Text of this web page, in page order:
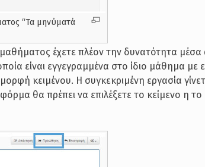
“Τα μηνύματά
έχετε πλέον την δυνατότητα
είναι εγγεγραμμένα στο ίδιο μάθημα με
κειμένου. Η συγκεκριμένη εργασία
θα πρέπει να επιλέξετε το κείμενο η